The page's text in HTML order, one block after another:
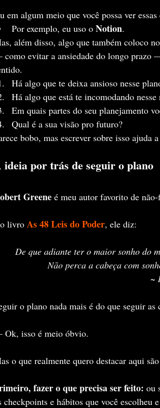
em algum meio que você possa ver
Por exemplo, eu uso o Notion.
além disso, algo que também coloco
evitar a ansiedade do longo prazo
Há algo que te deixa ansioso nesse
Há algo que está te incomodando nesse
Em quais partes do seu planejamento
Qual é a sua visão pro futuro?
bobo, mas escrever sobre isso ajuda
ideia por trás de seguir o plano
Greene é meu autor favorito de
livro As 48 Leis do Poder, ele diz:
De que adiante ter o maior sonho do
Não perca a cabeça com
~
o plano nada mais é do que seguir as
isso é meio óbvio.
o que realmente quero destacar aqui
fazer o que precisa ser feito: ou
checkpoints e hábitos que você escolheu